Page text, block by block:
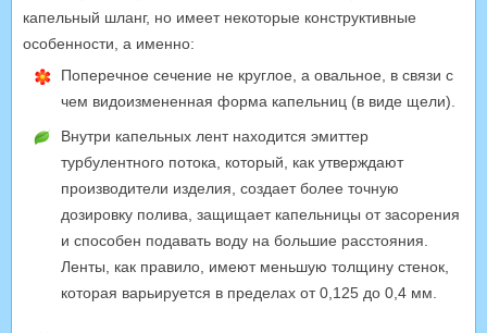
капельный шланг, но имеет некоторые конструктивные
особенности, а именно:
Поперечное сечение не круглое, а овальное, в связи с
чем видоизмененная форма капельниц (в виде щели).
Внутри капельных лент находится эмиттер
турбулентного потока, который, как утверждают
производители изделия, создает более точную
дозировку полива, защищает капельницы от засорения
и способен подавать воду на большие расстояния.
Ленты, как правило, имеют меньшую толщину стенок,
которая варьируется в пределах от 0,125 до 0,4 мм.